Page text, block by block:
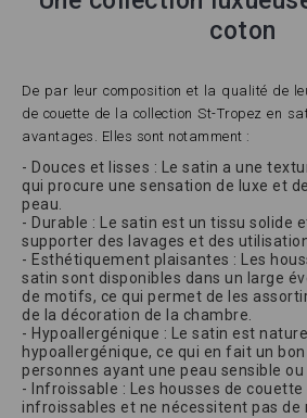
coton
De par leur composition et la qualité de
de couette de la collection St-Tropez en
avantages. Elles sont notamment :
- Douces et lisses : Le satin a une
qui procure une sensation de luxe et
peau.
- Durable : Le satin est un tissu solide
supporter des lavages et des
- Esthétiquement plaisantes : Les
satin sont disponibles dans un large
de motifs, ce qui permet de les
de la décoration de la chambre.
- Hypoallergénique : Le satin est
hypoallergénique, ce qui en fait un
personnes ayant une peau sensible ou
- Infroissable : Les housses de
infroissables et ne nécessitent pas de